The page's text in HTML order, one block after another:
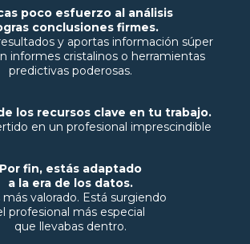
poco esfuerzo al análisis
conclusiones firmes.
y aportas información súper
informes cristalinos o herramientas
predictivas poderosas.
los recursos clave en tu trabajo.
en un profesional imprescindible
Por fin, estás adaptado
a la era de los datos.
más valorado. Está surgiendo
profesional más especial
que llevabas dentro.